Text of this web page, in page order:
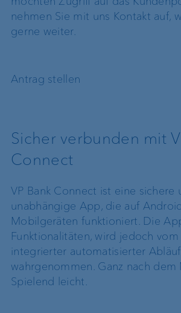
nehmen Sie mit uns Kontakt auf,
gerne weiter.
Antrag stellen
Sicher verbunden mit
Connect
VP Bank Connect ist eine sichere
unabhängige App, die auf
Mobilgeräten funktioniert. Die
Funktionalitäten, wird jedoch
integrierter automatisierter
wahrgenommen. Ganz nach dem
Spielend leicht.